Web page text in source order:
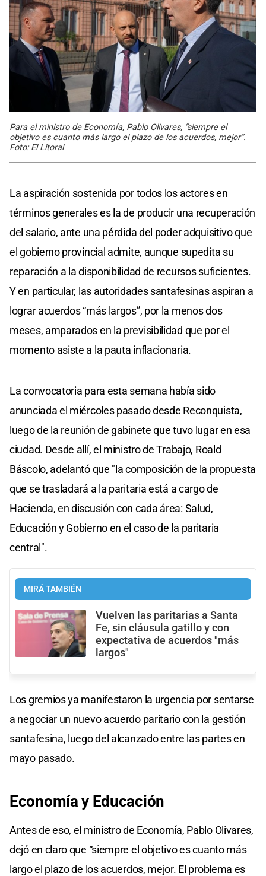
Para el ministro de Economía, Pablo Olivares, “siempre el
objetivo es cuanto más largo el plazo de los acuerdos, mejor”.
Foto: El Litoral
La aspiración sostenida por todos los actores en
términos generales es la de producir una recuperación
del salario, ante una pérdida del poder adquisitivo que
el gobierno provincial admite, aunque supedita su
reparación a la disponibilidad de recursos suficientes.
Y en particular, las autoridades santafesinas aspiran a
lograr acuerdos “más largos”, por la menos dos
meses, amparados en la previsibilidad que por el
momento asiste a la pauta inflacionaria.
La convocatoria para esta semana había sido
anunciada el miércoles pasado desde Reconquista,
luego de la reunión de gabinete que tuvo lugar en esa
ciudad. Desde allí, el ministro de Trabajo, Roald
Báscolo, adelantó que "la composición de la propuesta
que se trasladará a la paritaria está a cargo de
Hacienda, en discusión con cada área: Salud,
Educación y Gobierno en el caso de la paritaria
central".
MIRÁ TAMBIÉN
Vuelven las paritarias a Santa
Fe, sin cláusula gatillo y con
expectativa de acuerdos "más
largos"
Los gremios ya manifestaron la urgencia por sentarse
a negociar un nuevo acuerdo paritario con la gestión
santafesina, luego del alcanzado entre las partes en
mayo pasado.
Economía y Educación
Antes de eso, el ministro de Economía, Pablo Olivares,
dejó en claro que “siempre el objetivo es cuanto más
largo el plazo de los acuerdos, mejor. El problema es